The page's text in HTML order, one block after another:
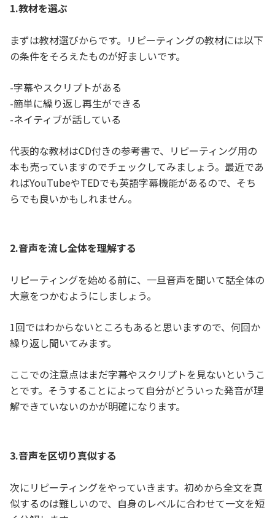
1.教材を選ぶ
まずは教材選びからです。リピーティングの教材には以下
の条件をそろえたものが好ましいです。
-字幕やスクリプトがある
-簡単に繰り返し再生ができる
-ネイティブが話している
代表的な教材はCD付きの参考書で、リピーティング用の
本も売っていますのでチェックしてみましょう。最近であ
ればYouTubeやTEDでも英語字幕機能があるので、そち
らでも良いかもしれません。
2.音声を流し全体を理解する
リピーティングを始める前に、一旦音声を聞いて話全体の
大意をつかむようにしましょう。
1回ではわからないところもあると思いますので、何回か
繰り返し聞いてみます。
ここでの注意点はまだ字幕やスクリプトを見ないというこ
とです。そうすることによって自分がどういった発音が理
解できていないのかが明確になります。
3.音声を区切り真似する
次にリピーティングをやっていきます。初めから全文を真
似するのは難しいので、自身のレベルに合わせて一文を短